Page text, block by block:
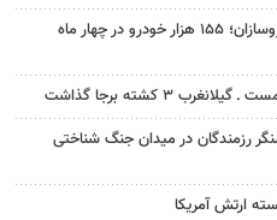
افت ۳۴ درصدی فروش خودروسازان؛ ۱۵۵ هزار خودرو در چهار ماه
۳ کشته برجا گذاشت
رزمندگان در میدان جنگ شناختی
ارتش آمریکا